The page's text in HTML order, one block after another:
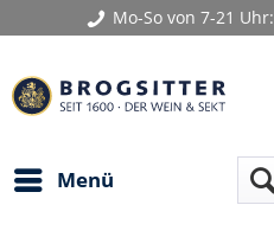
Mo-So von 7-21 Uhr:
Menü